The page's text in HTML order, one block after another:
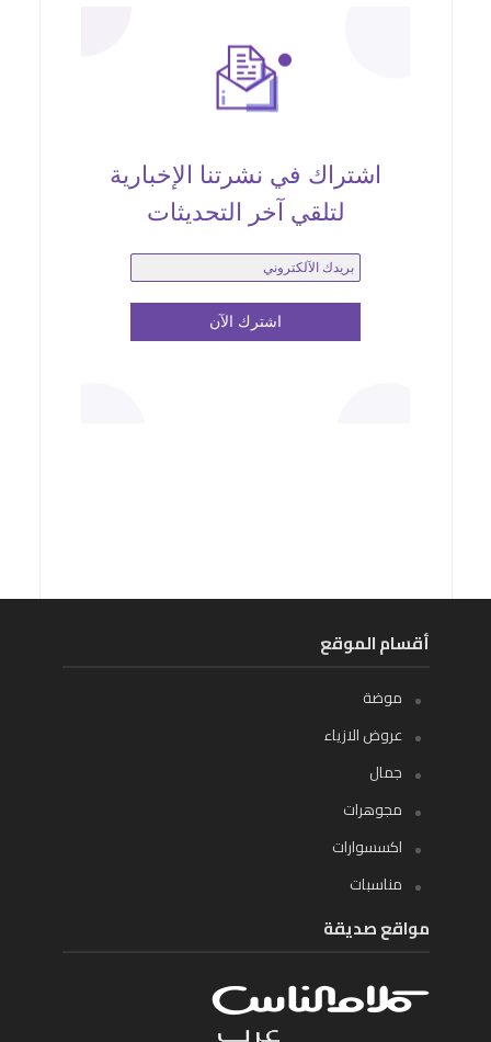
اشتراك في نشرتنا الإخبارية
لتلقي آخر التحديثات
أقسام الموقع
موضة
عروض الازياء
جمال
مجوهرات
اكسسوارات
مناسبات
مواقع صديقة